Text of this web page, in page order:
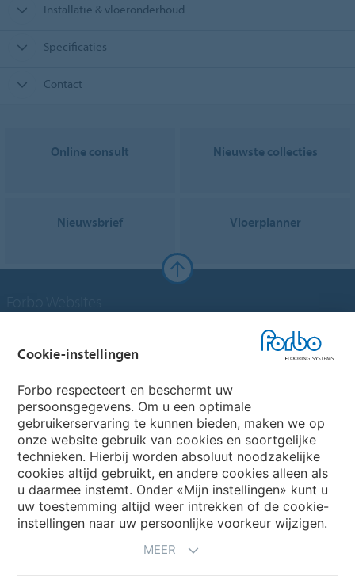
Installatie & vloeronderhoud
Specificaties
Contact
Online consult Nieuwste collecties
Nieuwsbrief Vloerplanner
Forbo Flooring Systems
Forbo Movement Systems
Kies een land
Cookie-instellingen
Forbo respecteert en beschermt uw
persoonsgegevens. Om u een optimale
gebruikerservaring te kunnen bieden, maken we op
onze website gebruik van cookies en soortgelijke
technieken. Hierbij worden absoluut noodzakelijke
cookies altijd gebruikt, en andere cookies alleen als
u daarmee instemt. Onder «Mijn instellingen» kunt u
uw toestemming altijd weer intrekken of de cookie-
instellingen naar uw persoonlijke voorkeur wijzigen.
MEER